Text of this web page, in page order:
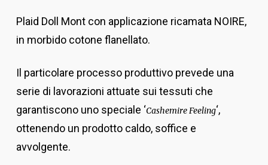
Plaid Doll Mont con applicazione ricamata NOIRE,
in morbido cotone flanellato.
Il particolare processo produttivo prevede una
serie di lavorazioni attuate sui tessuti che
garantiscono uno speciale ‘Cashemire Feeling‘,
ottenendo un prodotto caldo, soffice e
avvolgente.